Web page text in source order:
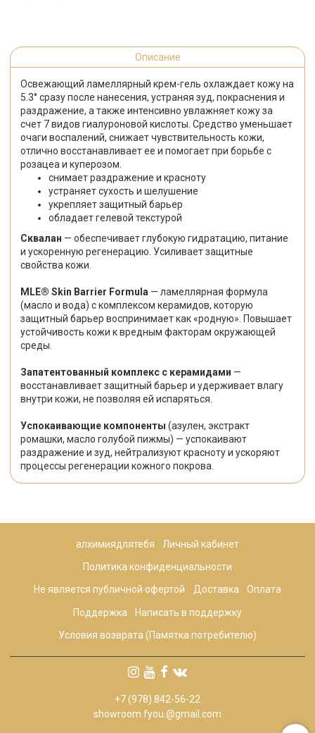
Описание
Освежающий ламеллярный крем-гель охлаждает кожу на
5.3° сразу после нанесения, устраняя зуд, покраснения и
раздражение, а также интенсивно увлажняет кожу за
счет 7 видов гиалуроновой кислоты. Средство уменьшает
очаги воспалений, снижает чувствительность кожи,
отлично восстанавливает ее и помогает при борьбе с
розацеа и куперозом.
снимает раздражение и красноту
устраняет сухость и шелушение
укрепляет защитный барьер
обладает гелевой текстурой
Сквалан — обеспечивает глубокую гидратацию, питание
и ускоренную регенерацию. Усиливает защитные
свойства кожи.
MLE® Skin Barrier Formula — ламеллярная формула
(масло и вода) с комплексом керамидов, которую
защитный барьер воспринимает как «родную». Повышает
устойчивость кожи к вредным факторам окружающей
среды.
Запатентованный комплекс с керамидами —
восстанавливает защитный барьер и удерживает влагу
внутри кожи, не позволяя ей испаряться.
Успокаивающие компоненты (азулен, экстракт
ромашки, масло голубой пижмы) — успокаивают
раздражение и зуд, нейтрализуют красноту и ускоряют
процессы регенерации кожного покрова.
алхимиядлятебя Личный кабинет
Политика конфиденциальности
Не является публичной офертой Доставка Оплата
Поддержка Написать в поддержку
Условия возврата (Памятка потребителю)
+7 (978) 842-56-22
showroom.fyou.@gmail.com